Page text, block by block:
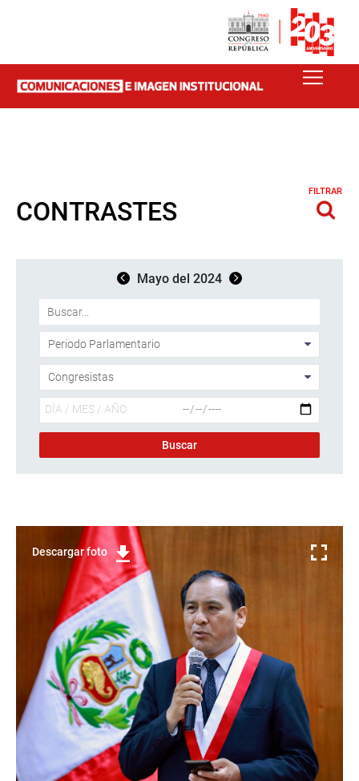
CONTRASTES
FILTRAR
Mayo del 2024
Descargar foto